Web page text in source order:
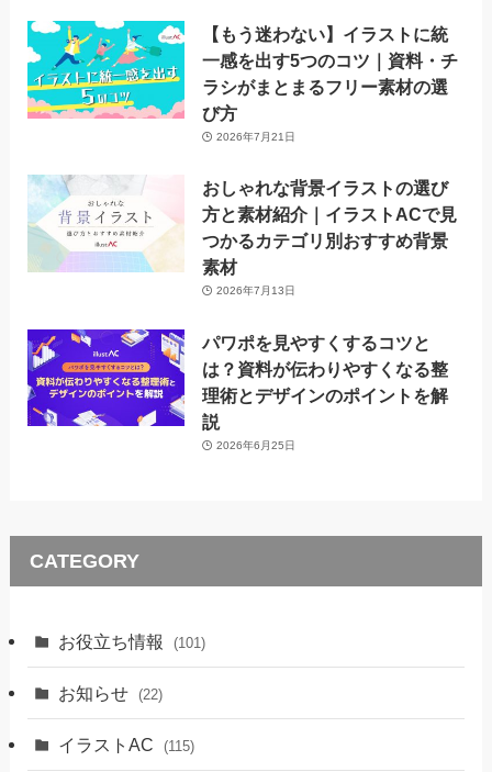
【もう迷わない】イラストに統
一感を出す5つのコツ｜資料・チ
ラシがまとまるフリー素材の選
び方
2026年7月21日
おしゃれな背景イラストの選び
方と素材紹介｜イラストACで見
つかるカテゴリ別おすすめ背景
素材
2026年7月13日
パワポを見やすくするコツと
は？資料が伝わりやすくなる整
理術とデザインのポイントを解
説
2026年6月25日
CATEGORY
お役立ち情報 (101)
お知らせ (22)
イラストAC (115)